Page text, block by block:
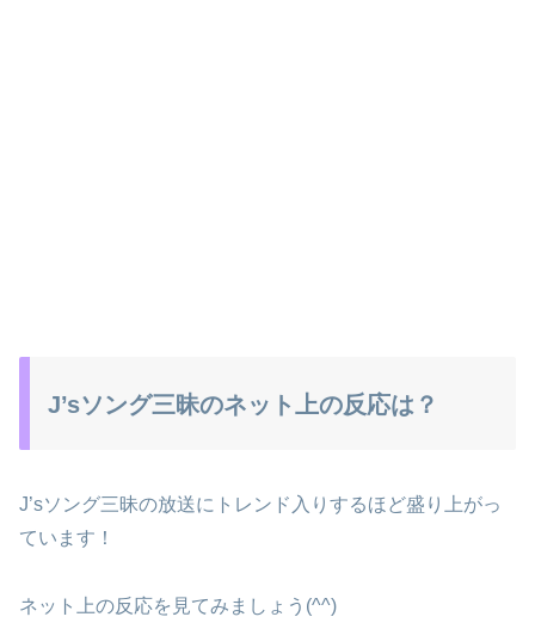
J’sソング三昧のネット上の反応は？
J’sソング三昧の放送にトレンド入りするほど盛り上がっ
ています！
ネット上の反応を見てみましょう(^^)